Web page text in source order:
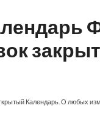
закрыт
Календарь. О любых